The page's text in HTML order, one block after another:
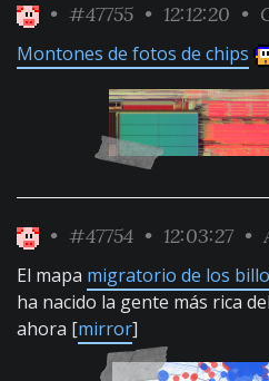
• #47755 • 12:12:20 •
Montones de fotos de chips
• #47754 • 12:03:27 •
El mapa migratorio de los
ha nacido la gente más rica
ahora [mirror]